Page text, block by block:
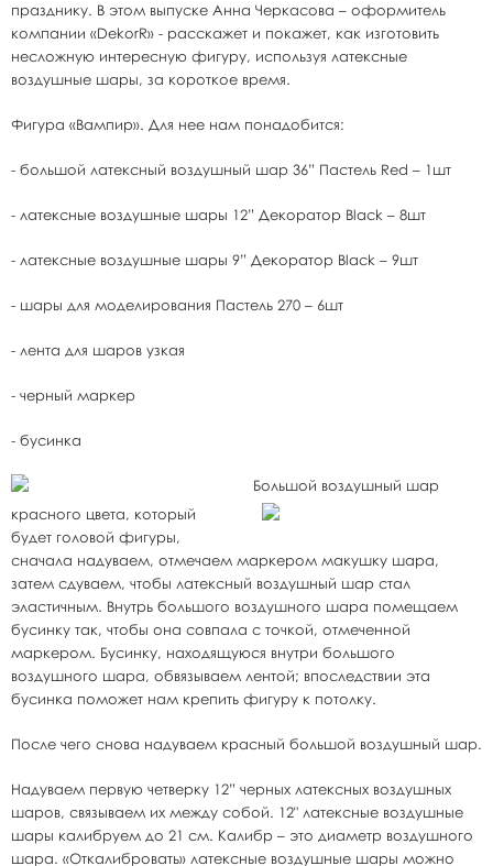
празднику. В этом выпуске Анна Черкасова – оформитель
компании «DekorR» - расскажет и покажет, как изготовить
несложную интересную фигуру, используя латексные
воздушные шары, за короткое время.
Фигура «Вампир». Для нее нам понадобится:
- большой латексный воздушный шар 36” Пастель Red – 1шт
- латексные воздушные шары 12” Декоратор Black – 8шт
- латексные воздушные шары 9” Декоратор Black – 9шт
- шары для моделирования Пастель 270 – 6шт
- лента для шаров узкая
- черный маркер
- бусинка
Большой воздушный шар
красного цвета, который
будет головой фигуры,
сначала надуваем, отмечаем маркером макушку шара,
затем сдуваем, чтобы латексный воздушный шар стал
эластичным. Внутрь большого воздушного шара помещаем
бусинку так, чтобы она совпала с точкой, отмеченной
маркером. Бусинку, находящуюся внутри большого
воздушного шара, обвязываем лентой; впоследствии эта
бусинка поможет нам крепить фигуру к потолку.
После чего снова надуваем красный большой воздушный шар.
Надуваем первую четверку 12” черных латексных воздушных
шаров, связываем их между собой. 12" латексные воздушные
шары калибруем до 21 см. Калибр – это диаметр воздушного
шара. «Откалибровать» латексные воздушные шары можно